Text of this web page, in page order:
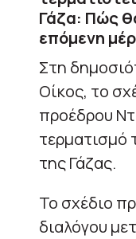
Γάζα: Πώς
επόμενη
Στη
Οίκος, το
προέδρου
τερματισμό
της Γάζας.
Το σχέδιο
διαλόγου